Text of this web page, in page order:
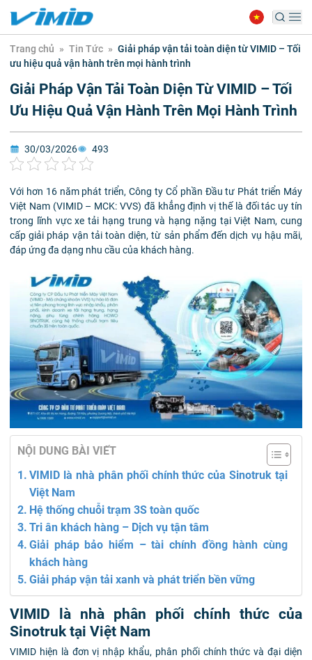
Trang chủ » Tin Tức » Giải pháp vận tải toàn diện từ VIMID – Tối
ưu hiệu quả vận hành trên mọi hành trình
Giải Pháp Vận Tải Toàn Diện Từ VIMID – Tối
Ưu Hiệu Quả Vận Hành Trên Mọi Hành Trình
30/03/2026 493
Với hơn 16 năm phát triển, Công ty Cổ phần Đầu tư Phát triển Máy
Việt Nam (VIMID – MCK: VVS) đã khẳng định vị thế là đối tác uy tín
trong lĩnh vực xe tải hạng trung và hạng nặng tại Việt Nam, cung
cấp giải pháp vận tải toàn diện, từ sản phẩm đến dịch vụ hậu mãi,
đáp ứng đa dạng nhu cầu của khách hàng.
NỘI DUNG BÀI VIẾT
VIMID là nhà phân phối chính thức của Sinotruk tại
Việt Nam
Hệ thống chuỗi trạm 3S toàn quốc
Tri ân khách hàng – Dịch vụ tận tâm
Giải pháp bảo hiểm – tài chính đồng hành cùng
khách hàng
Giải pháp vận tải xanh và phát triển bền vững
VIMID là nhà phân phối chính thức của
Sinotruk tại Việt Nam
VIMID hiện là đơn vị nhập khẩu, phân phối chính thức và đại diện